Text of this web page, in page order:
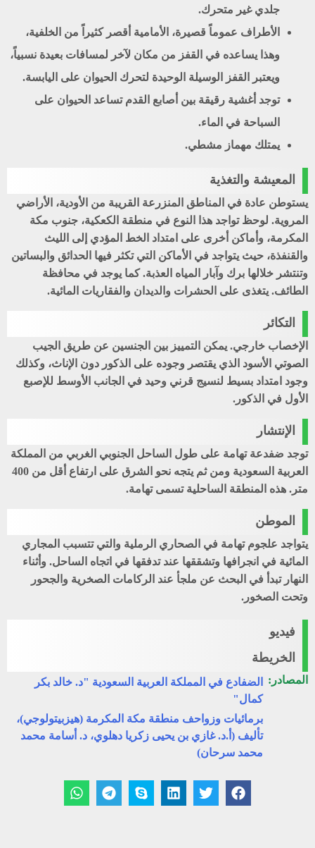
جلدي غير متحرك.
الأطراف عموماً قصيرة، الأمامية أقصر كثيراً من الخلفية،
وهذا يساعده في القفز من مكان لآخر لمسافات بعيدة نسبياً،
ويعتبر القفز الوسيلة الوحيدة لتحرك الحيوان على اليابسة.
توجد أغشية رقيقة بين أصابع القدم تساعد الحيوان على
السباحة في الماء.
يمتلك مهماز مشطي.
المعيشة والتغذية
يستوطن عادة في المناطق المنزرعة القريبة من الأودية، الأراضي
المروية. لوحظ تواجد هذا النوع في منطقة الكعكية، جنوب مكة
المكرمة، وأماكن أخرى على امتداد الخط المؤدي إلى الليث
والقنفذة، حيث يتواجد في الأماكن التي تكثر فيها الحدائق والبساتين
وتنتشر خلالها برك وآبار المياه العذبة. كما يوجد في محافظة
الطائف. يتغذى على الحشرات والديدان والفقاريات المائية.
التكائر
الإخصاب خارجي. يمكن التمييز بين الجنسين عن طريق الجيب
الصوتي الأسود الذي يقتصر وجوده على الذكور دون الإناث، وكذلك
وجود امتداد بسيط لنسيج قرني وحيد في الجانب الأوسط للإصبع
الأول في الذكور.
الإنتشار
توجد ضفدعة تهامة على طول الساحل الجنوبي الغربي من المملكة
العربية السعودية ومن ثم يتجه نحو الشرق على ارتفاع أقل من 400
متر. هذه المنطقة الساحلية تسمى تهامة.
الموطن
يتواجد علجوم تهامة في الصحاري الرملية والتي تتسبب المجاري
المائية في انجرافها وتشققها عند تدفقها في اتجاه الساحل. وأثناء
النهار تبدأ في البحث عن ملجأ عند الركامات الصخرية والجحور
وتحت الصخور.
فيديو
الخريطة
المصادر:
الضفادع في المملكة العربية السعودية "د. خالد بكر
كمال"
برمائيات وزواحف منطقة مكة المكرمة (هيزبيتولوجي)،
تأليف (أ.د. غازي بن يحيى زكريا دهلوي، د. أسامة محمد
محمد سرحان)